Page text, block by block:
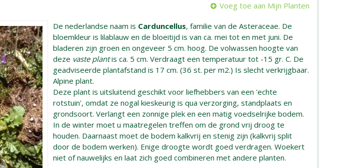
Voeg toe aan Mijn Planten
De nederlandse naam is Carduncellus, familie van de Asteraceae. De
bloemkleur is lilablauw en de bloeitijd is van ca. mei tot en met juni. De
bladeren zijn groen en ongeveer 5 cm. hoog. De volwassen hoogte van
deze vaste plantis ca. 5 cm. Verdraagt een temperatuur tot -15 gr. C. De
geadviseerde plantafstand is 17 cm. (36 st. per m2.) Is slecht verkrijgbaar.
Alpine plant.
Deze plant is uitsluitend geschikt voor liefhebbers van een 'echte
rotstuin', omdat ze nogal kieskeurig is qua verzorging, standplaats en
grondsoort. Verlangt een zonnige plek en een matig voedselrijke bodem.
In de winter moet u maatregelen treffen om de grond vrij droog te
houden. Daarnaast moet de bodem kalkvrij en stenig zijn (kalkvrij split
door de bodem werken). Enige droogte wordt goed verdragen. Woekert
niet of nauwelijks en laat zich goed combineren met andere planten.